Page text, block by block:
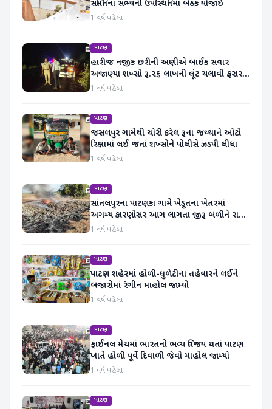
સમિતિના સભ્યની ઉપસ્થિતિમાં બેઠક યોજાઈ
1 વર્ષ પહેલા
પાટણ
હારીજ નજીક છરીની અણીએ બાઈક સવાર
અજાણ્યા શખ્સો રૂ.૨૬ લાખની લૂંટ ચલાવી ફરાર
થયા
1 વર્ષ પહેલા
પાટણ
જસલપુર ગામેથી ચોરી કરેલ રૂના જથ્થાને ઓટો
રિક્ષામાં લઈ જતાં શખ્સોને પોલીસે ઝડપી લીધા
1 વર્ષ પહેલા
પાટણ
સાંતલપુરના પાટણકા ગામે ખેડૂતના ખેતરમાં
અગમ્ય કારણોસર આગ લાગતા જીરૂ બળીને રાખ
થયું
1 વર્ષ પહેલા
પાટણ
પાટણ શહેરમાં હોળી-ધુળેટીના તહેવારને લઈને
બજારોમાં રંગીન માહોલ જામ્યો
1 વર્ષ પહેલા
પાટણ
ફાઈનલ મેચમાં ભારતનો ભવ્ય વિજય થતાં પાટણ
ખાતે હોળી પૂર્વે દિવાળી જેવો માહોલ જામ્યો
1 વર્ષ પહેલા
પાટણ